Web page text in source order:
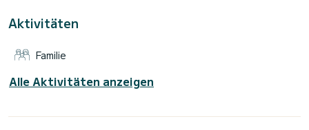
Für Ihren Komfort verfügt Surf Point über 2 Toiletten mit
Es ist unter anderem mit folgender Ausrüstung
Klimaanlage, Badeplattform.
Nachricht auf SamBoat, unsere Mitarbeiter beantworten
Aktivitäten
Familie
Alle Aktivitäten anzeigen